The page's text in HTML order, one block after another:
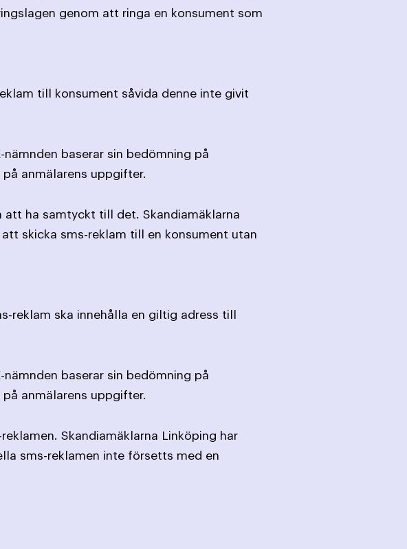
genom att ringa en konsument som
till konsument såvida denne inte givit
baserar sin bedömning på
anmälarens uppgifter.
ha samtyckt till det. Skandiamäklarna
skicka sms-reklam till en konsument utan
reklam ska innehålla en giltig adress till
baserar sin bedömning på
anmälarens uppgifter.
Skandiamäklarna Linköping har
sms-reklamen inte försetts med en